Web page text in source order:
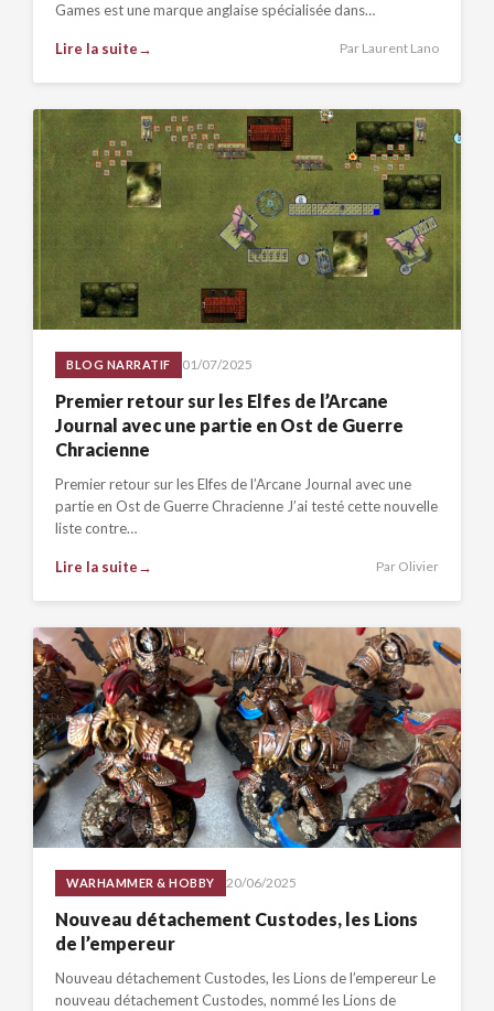
Games est une marque anglaise spécialisée dans…
Lire la suite Par Laurent Lano
BLOG NARRATIF 01/07/2025
Premier retour sur les Elfes de l’Arcane
Journal avec une partie en Ost de Guerre
Chracienne
Premier retour sur les Elfes de l’Arcane Journal avec une
partie en Ost de Guerre Chracienne J’ai testé cette nouvelle
liste contre…
Lire la suite Par Olivier
WARHAMMER & HOBBY 20/06/2025
Nouveau détachement Custodes, les Lions
de l’empereur
Nouveau détachement Custodes, les Lions de l’empereur Le
nouveau détachement Custodes, nommé les Lions de